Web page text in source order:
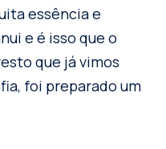
essência e
e é isso que o
que já vimos
foi preparado um